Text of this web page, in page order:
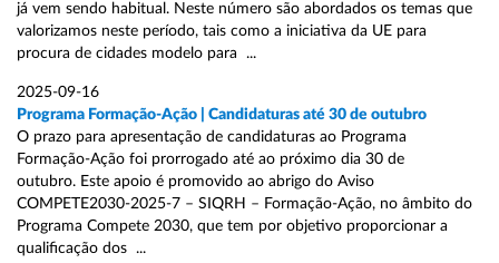
já vem sendo habitual. Neste número são abordados os temas que
valorizamos neste período, tais como a iniciativa da UE para
procura de cidades modelo para ...
2025-09-16
Programa Formação-Ação | Candidaturas até 30 de outubro
O prazo para apresentação de candidaturas ao Programa
Formação-Ação foi prorrogado até ao próximo dia 30 de
outubro. Este apoio é promovido ao abrigo do Aviso
COMPETE2030-2025-7 – SIQRH – Formação-Ação, no âmbito do
Programa Compete 2030, que tem por objetivo proporcionar a
qualificação dos ...